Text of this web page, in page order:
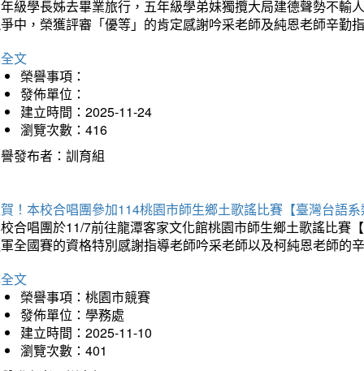
級學長姊去畢業旅行，五年級學弟妹獨攬大局建德聲勢不輸
中，榮獲評審「優等」的肯定感謝吟采老師及純恩老師辛勤
文
榮譽事項：
發佈單位：
建立時間：2025-11-24
瀏覽次數：416
發布者：訓育組
！本校合唱團參加114桃園市師生鄉土歌謠比賽【臺灣台語
合唱團於11/7前往龍潭客家文化館桃園市師生鄉土歌謠比賽
全國賽的資格特別感謝指導老師吟采老師以及柯純恩老師的
文
榮譽事項：桃園市競賽
發佈單位：學務處
建立時間：2025-11-10
瀏覽次數：401